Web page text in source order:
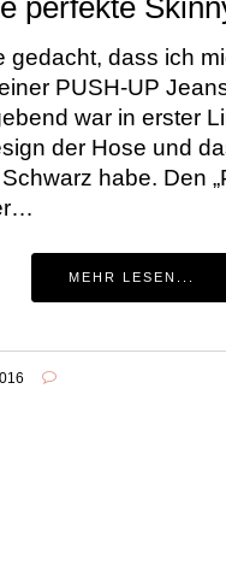
perfekte
gedacht, dass ich
PUSH-UP
war in erster
der Hose und
habe. Den
MEHR LESEN...